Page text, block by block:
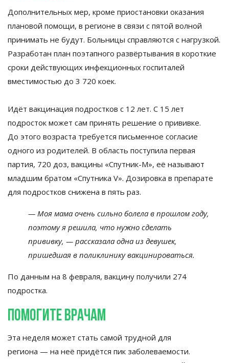
Дополнительных мер, кроме приостановки оказания
плановой помощи, в регионе в связи с пятой волной
принимать не будут. Больницы справляются с нагрузкой.
Разработан план поэтапного развёртывания в короткие
сроки действующих инфекционных госпиталей
вместимостью до 3 720 коек.
Идёт вакцинация подростков с 12 лет. С 15 лет
подросток может сам принять решение о прививке.
До этого возраста требуется письменное согласие
одного из родителей. В область поступила первая
партия, 720 доз, вакцины «Спутник-М», её называют
младшим братом «Спутника V». Дозировка в препарате
для подростков снижена в пять раз.
— Моя мама очень сильно болела в прошлом году,
поэтому я решила, что нужно сделать
прививку, — рассказала одна из девушек,
пришедшая в поликлинику вакцинироваться.
По данным на 8 февраля, вакцину получили 274
подростка.
Помогите врачам
Эта неделя может стать самой трудной для
региона — на неё придётся пик заболеваемости.